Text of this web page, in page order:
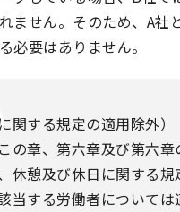
ません。そのため、A社
必要はありません。
関する規定の適用除外）
章、第六章及び第六章
休憩及び休日に関する規
当する労働者については